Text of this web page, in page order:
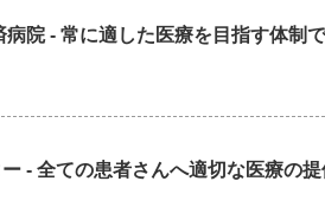
病院 - 常に適した医療を目指す体制
ー - 全ての患者さんへ適切な医療の